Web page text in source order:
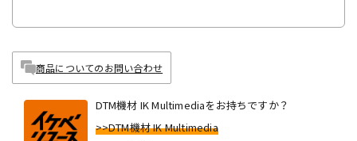
商品についてのお問い合わせ
DTM機材 IK Multimediaをお持ちですか？
>>DTM機材 IK Multimedia